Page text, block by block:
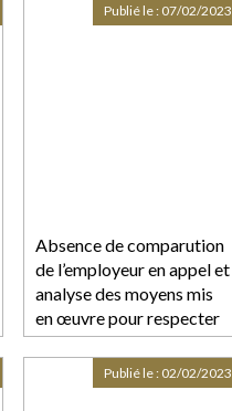
Absence de comparution
de l’employeur en appel et
analyse des moyens mis
en œuvre pour respecter
son obligation de sécurité
Publié le : 07/02/2023
Publié le : 02/02/2023